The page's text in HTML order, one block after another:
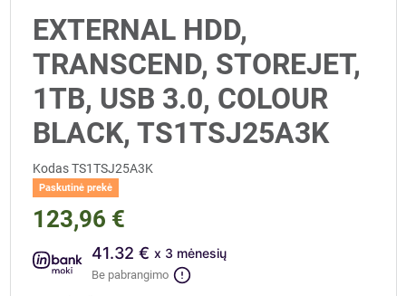
EXTERNAL HDD,
TRANSCEND, STOREJET,
1TB, USB 3.0, COLOUR
BLACK, TS1TSJ25A3K
KodasTS1TSJ25A3K
Paskutinė prekė
123,96 €
41.32 € x 3 mėnesių
Be pabrangimo